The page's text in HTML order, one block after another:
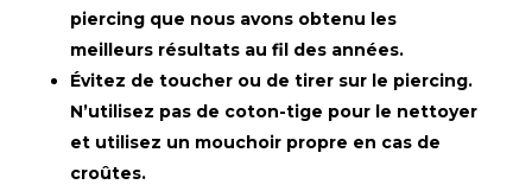
piercing que nous avons obtenu les
meilleurs résultats au fil des années.
Évitez de toucher ou de tirer sur le piercing.
N’utilisez pas de coton-tige pour le nettoyer
et utilisez un mouchoir propre en cas de
croûtes.